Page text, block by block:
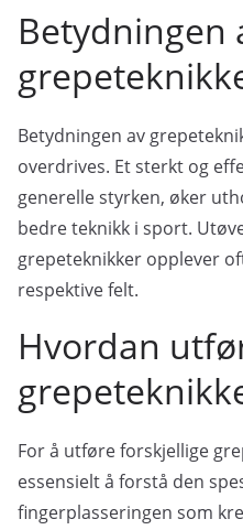
Betydningen
Betydningen av
overdrives. Et sterkt og
generelle styrken, øker
bedre teknikk i sport.
grepeteknikker opplever
respektive felt.
Hvordan
For å utføre forskjellige
essensielt å forstå den
fingerplasseringen som